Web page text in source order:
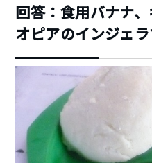
回答：食用バナナ
オピアのインジェ